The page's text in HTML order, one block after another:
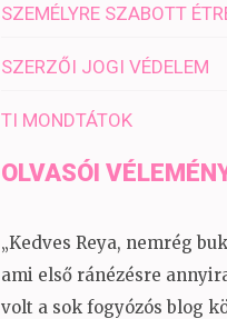
SZEMÉLYRE SZABOTT
SZERZŐI JOGI VÉDELEM
TI MONDTÁTOK
OLVASÓI
„Kedves Reya, nemrég
ami első ránézésre
volt a sok fogyózós blog